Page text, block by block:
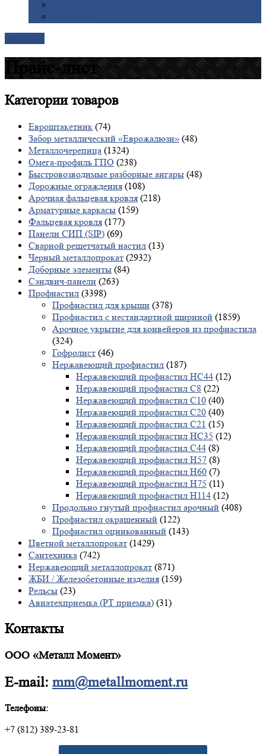
Прайс-лист
Категориитоваров
Евроштакетник (74)
Забор металлический «Еврожалюзи» (48)
Металлочерепица (1324)
Омега-профиль ГПО (238)
Быстровозводимые разборные ангары (48)
Дорожные ограждения (108)
Арочная фальцевая кровля (218)
Арматурные каркасы (159)
Фальцевая кровля (177)
Панели СИП (SIP) (69)
Сварной решетчатый настил (13)
Черный металлопрокат (2932)
Доборные элементы (84)
Сэндвич-панели (263)
Профнастил (3398)
Профнастил для крыши (378)
Профнастил с нестандартной шириной (1859)
Арочное укрытие для конвейеров из профнастила
(324)
Гофролист (46)
Нержавеющий профнастил (187)
Нержавеющий профнастил НС44 (12)
Нержавеющий профнастил С8 (22)
Нержавеющий профнастил С10 (40)
Нержавеющий профнастил С20 (40)
Нержавеющий профнастил С21 (15)
Нержавеющий профнастил НС35 (12)
Нержавеющий профнастил С44 (8)
Нержавеющий профнастил Н57 (8)
Нержавеющий профнастил Н60 (7)
Нержавеющий профнастил H75 (11)
Нержавеющий профнастил Н114 (12)
Продольно гнутый профнастил арочный (408)
Профнастил окрашенный (122)
Профнастил оцинкованный (143)
Цветной металлопрокат (1429)
Сантехника (742)
Нержавеющий металлопрокат (871)
ЖБИ / Железобетонные изделия (159)
Рельсы (23)
Авиатехприемка (РТ приемка) (31)
Контакты
ООО «Металл Момент»
E-mail: mm@metallmoment.ru
Телефоны:
+7 (812) 389-23-81